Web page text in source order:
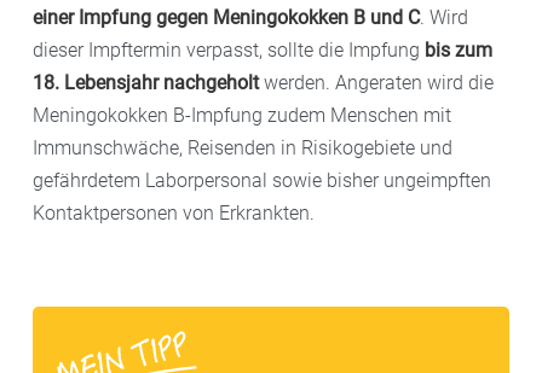
einer Impfung gegen Meningokokken B und C. Wird
dieser Impftermin verpasst, sollte die Impfung bis zum
18. Lebensjahr nachgeholtwerden. Angeraten wird die
Meningokokken B-Impfung zudem Menschen mit
Immunschwäche, Reisenden in Risikogebiete und
gefährdetem Laborpersonal sowie bisher ungeimpften
Kontaktpersonen von Erkrankten.